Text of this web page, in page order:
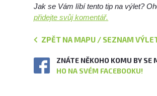
Jak se Vám líbí tento tip na výlet?
přidejte svůj komentář.
ZPĚT NA MAPU / SEZNAM
ZNÁTE NĚKOHO KOMU BY
HO NA SVÉM FACEBOOKU!